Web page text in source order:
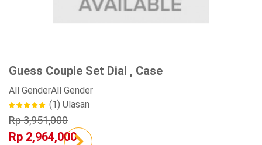
Guess Couple Set Dial , Case
All GenderAll Gender
(1) Ulasan
Rp 3,951,000
Rp 2,964,000